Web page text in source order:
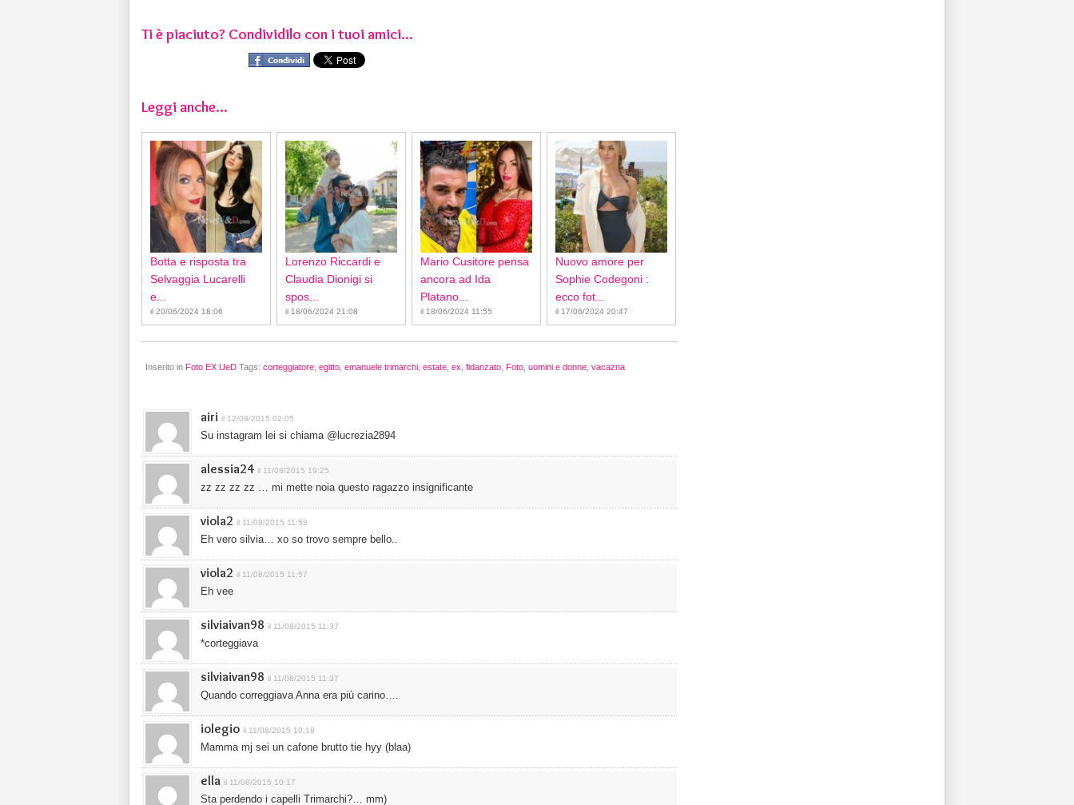
Ti è piaciuto? Condividilo con i tuoi amici...
Leggi anche...
Botta e risposta tra
Selvaggia Lucarelli
e...
il 20/06/2024 18:06
Lorenzo Riccardi e
Claudia Dionigi si
spos...
il 18/06/2024 21:08
Mario Cusitore pensa
ancora ad Ida
Platano...
il 18/06/2024 11:55
Nuovo amore per
Sophie Codegoni :
ecco fot...
il 17/06/2024 20:47
Inserito in Foto EX UeD Tags: corteggiatore egitto emanuele trimarchi estate ex fidanzato Foto uomini e donne vacazna
airi il 12/08/2015 02:05
Su instagram lei si chiama @lucrezia2894
alessia24 il 11/08/2015 19:25
zz zz zz zz … mi mette noia questo ragazzo insignificante
viola2 il 11/08/2015 11:58
Eh vero silvia… xo so trovo sempre bello..
viola2 il 11/08/2015 11:57
Eh vee
silviaivan98 il 11/08/2015 11:37
*corteggiava
silviaivan98 il 11/08/2015 11:37
Quando correggiava Anna era più carino….
iolegio il 11/08/2015 10:18
Mamma mj sei un cafone brutto tie hyy (blaa)
ella il 11/08/2015 10:17
Sta perdendo i capelli Trimarchi?… mm)